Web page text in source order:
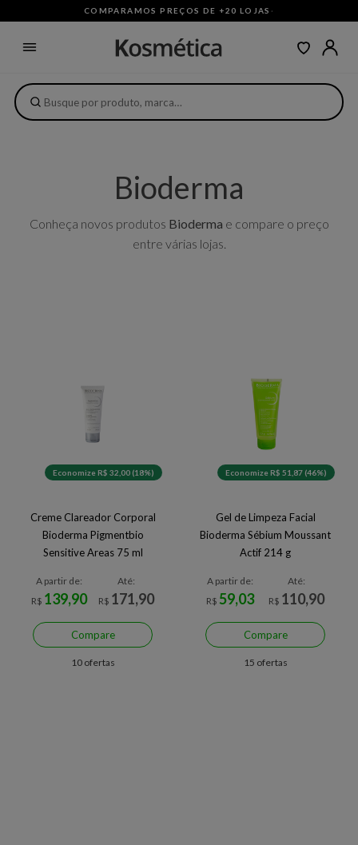
COMPARAMOS PREÇOS DE +20 LOJAS ·
Bioderma
Conheça novos produtos Bioderma e compare o preço
entre várias lojas.
Economize R$ 32,00 (18%)
Creme Clareador Corporal
Bioderma Pigmentbio
Sensitive Areas 75 ml
A partir de:
R$ 139,90
Até:
R$ 171,90
Compare
10 ofertas
Economize R$ 51,87 (46%)
Gel de Limpeza Facial
Bioderma Sébium Moussant
Actif 214 g
A partir de:
R$ 59,03
Até:
R$ 110,90
Compare
15 ofertas